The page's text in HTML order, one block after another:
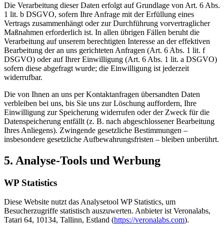
Die Verarbeitung dieser Daten erfolgt auf Grundlage von Art. 6 Abs.
1 lit. b DSGVO, sofern Ihre Anfrage mit der Erfüllung eines
Vertrags zusammenhängt oder zur Durchführung vorvertraglicher
Maßnahmen erforderlich ist. In allen übrigen Fällen beruht die
Verarbeitung auf unserem berechtigten Interesse an der effektiven
Bearbeitung der an uns gerichteten Anfragen (Art. 6 Abs. 1 lit. f
DSGVO) oder auf Ihrer Einwilligung (Art. 6 Abs. 1 lit. a DSGVO)
sofern diese abgefragt wurde; die Einwilligung ist jederzeit
widerrufbar.
Die von Ihnen an uns per Kontaktanfragen übersandten Daten
verbleiben bei uns, bis Sie uns zur Löschung auffordern, Ihre
Einwilligung zur Speicherung widerrufen oder der Zweck für die
Datenspeicherung entfällt (z. B. nach abgeschlossener Bearbeitung
Ihres Anliegens). Zwingende gesetzliche Bestimmungen –
insbesondere gesetzliche Aufbewahrungsfristen – bleiben unberührt.
5. Analyse-Tools und Werbung
WP Statistics
Diese Website nutzt das Analysetool WP Statistics, um
Besucherzugriffe statistisch auszuwerten. Anbieter ist Veronalabs,
Tatari 64, 10134, Tallinn, Estland (https://veronalabs.com).